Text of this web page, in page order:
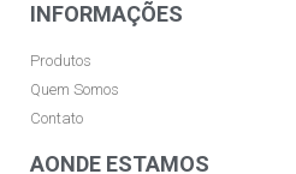
INFORMAÇÕES
Produtos
Quem Somos
Contato
AONDE ESTAMOS